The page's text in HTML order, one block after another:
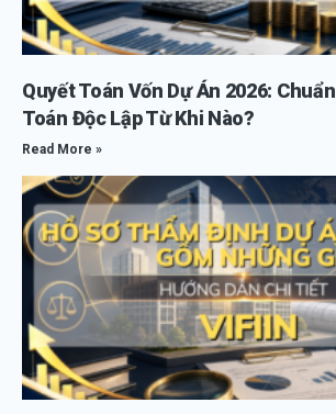
Quyết Toán Vốn Dự Án 2026:
Toán Độc Lập Từ Khi Nào?
Read More »